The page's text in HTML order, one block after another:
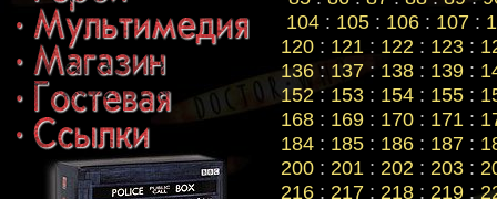
104 : 105 : 106 : 107 :
120: 121 : 122 : 123:
136: 137: 138: 139:
152 : 153: 154: 155:
168: 169: 170: 171 :
184: 185: 186: 187:
200 : 201 : 202 : 203 :
216: 217: 218: 219: